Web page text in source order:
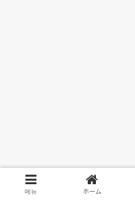
메뉴 ホーム